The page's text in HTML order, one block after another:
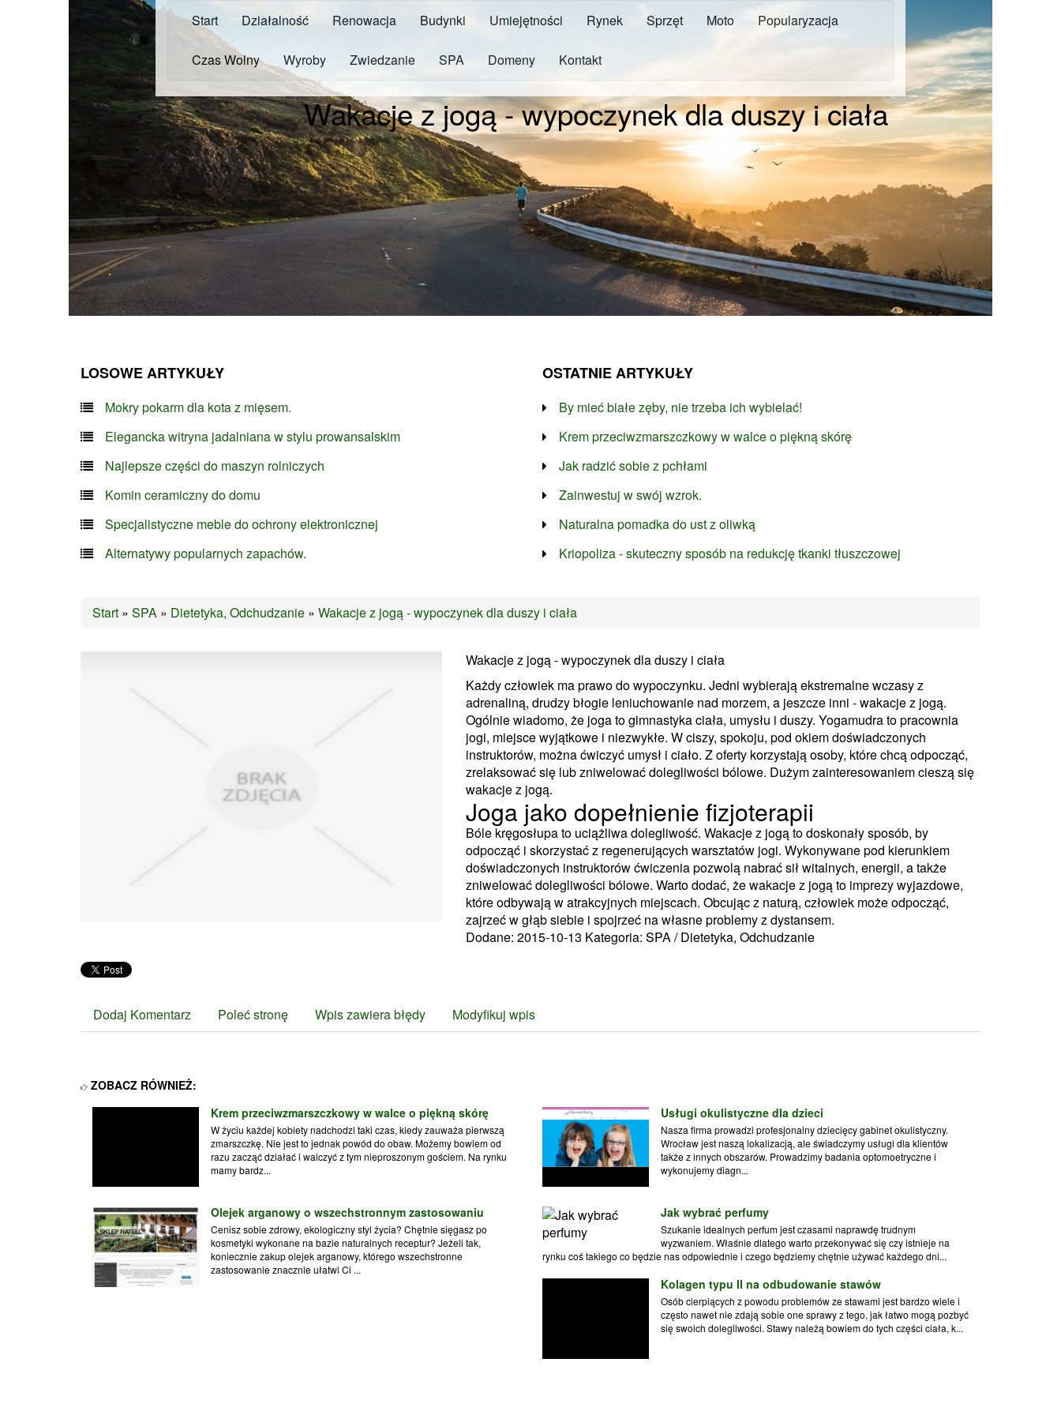
Start Działalność Renowacja Budynki Umiejętności Rynek Sprzęt Moto Popularyzacja
Czas Wolny Wyroby Zwiedzanie SPA Domeny Kontakt
Wakacje z jogą - wypoczynek dla duszy i ciała
LOSOWE ARTYKUŁY
Mokry pokarm dla kota z mięsem.
Elegancka witryna jadalniana w stylu prowansalskim
Najlepsze części do maszyn rolniczych
Komin ceramiczny do domu
Specjalistyczne meble do ochrony elektronicznej
Alternatywy popularnych zapachów.
OSTATNIE ARTYKUŁY
By mieć białe zęby, nie trzeba ich wybielać!
Krem przeciwzmarszczkowy w walce o piękną skórę
Jak radzić sobie z pchłami
Zainwestuj w swój wzrok.
Naturalna pomadka do ust z oliwką
Kriopoliza - skuteczny sposób na redukcję tkanki tłuszczowej
Start » SPA » Dietetyka, Odchudzanie » Wakacje z jogą - wypoczynek dla duszy i ciała
Wakacje z jogą - wypoczynek dla duszy i ciała
Każdy człowiek ma prawo do wypoczynku. Jedni wybierają ekstremalne wczasy z
adrenaliną, drudzy błogie leniuchowanie nad morzem, a jeszcze inni - wakacje z jogą.
Ogólnie wiadomo, że joga to gimnastyka ciała, umysłu i duszy. Yogamudra to pracownia
jogi, miejsce wyjątkowe i niezwykłe. W ciszy, spokoju, pod okiem doświadczonych
instruktorów, można ćwiczyć umysł i ciało. Z oferty korzystają osoby, które chcą odpocząć,
zrelaksować się lub zniwelować dolegliwości bólowe. Dużym zainteresowaniem cieszą się
wakacje z jogą.
Joga jako dopełnienie fizjoterapii
Bóle kręgosłupa to uciążliwa dolegliwość. Wakacje z jogą to doskonały sposób, by
odpocząć i skorzystać z regenerujących warsztatów jogi. Wykonywane pod kierunkiem
doświadczonych instruktorów ćwiczenia pozwolą nabrać sił witalnych, energii, a także
zniwelować dolegliwości bólowe. Warto dodać, że wakacje z jogą to imprezy wyjazdowe,
które odbywają w atrakcyjnych miejscach. Obcując z naturą, człowiek może odpocząć,
zajrzeć w głąb siebie i spojrzeć na własne problemy z dystansem.
Dodane: 2015-10-13 Kategoria: SPA / Dietetyka, Odchudzanie
Dodaj Komentarz Poleć stronę Wpis zawiera błędy Modyfikuj wpis
ZOBACZ RÓWNIEŻ:
Krem przeciwzmarszczkowy w walce o piękną skórę
W życiu każdej kobiety nadchodzi taki czas, kiedy zauważa pierwszą
zmarszczkę. Nie jest to jednak powód do obaw. Możemy bowiem od
razu zacząć działać i walczyć z tym nieproszonym gościem. Na rynku
mamy bardz...
Usługi okulistyczne dla dzieci
Nasza firma prowadzi profesjonalny dziecięcy gabinet okulistyczny.
Wrocław jest naszą lokalizacją, ale świadczymy usługi dla klientów
także z innych obszarów. Prowadzimy badania optomoetryczne i
wykonujemy diagn...
Olejek arganowy o wszechstronnym zastosowaniu
Cenisz sobie zdrowy, ekologiczny styl życia? Chętnie sięgasz po
kosmetyki wykonane na bazie naturalnych receptur? Jeżeli tak,
koniecznie zakup olejek arganowy, którego wszechstronne
zastosowanie znacznie ułatwi Ci ...
Jak wybrać perfumy
Szukanie idealnych perfum jest czasami naprawdę trudnym
wyzwaniem. Właśnie dlatego warto przekonywać się czy istnieje na
rynku coś takiego co będzie nas odpowiednie i czego będziemy chętnie używać każdego dni...
Kolagen typu II na odbudowanie stawów
Osób cierpiących z powodu problemów ze stawami jest bardzo wiele i
często nawet nie zdają sobie one sprawy z tego, jak łatwo mogą pozbyć
się swoich dolegliwości. Stawy należą bowiem do tych części ciała, k...